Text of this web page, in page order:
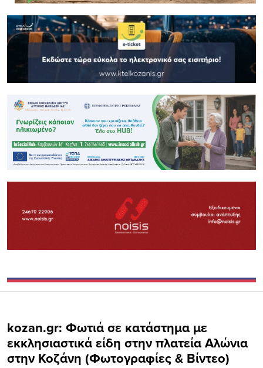
kozan.gr: Φωτιά σε κατάστημα με
εκκλησιαστικά είδη στην πλατεία Αλώνια
στην Κοζάνη (Φωτογραφίες & Βίντεο)